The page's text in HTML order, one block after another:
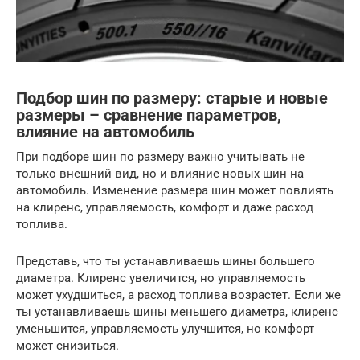
Подбор шин по размеру: старые и новые
размеры – сравнение параметров,
влияние на автомобиль
При подборе шин по размеру важно учитывать не
только внешний вид, но и влияние новых шин на
автомобиль. Изменение размера шин может повлиять
на клиренс, управляемость, комфорт и даже расход
топлива.
Представь, что ты устанавливаешь шины большего
диаметра. Клиренс увеличится, но управляемость
может ухудшиться, а расход топлива возрастет. Если же
ты устанавливаешь шины меньшего диаметра, клиренс
уменьшится, управляемость улучшится, но комфорт
может снизиться.